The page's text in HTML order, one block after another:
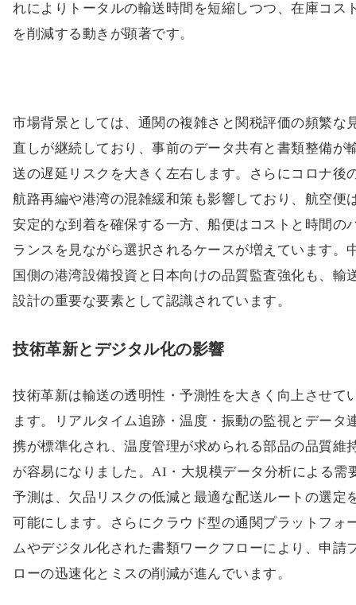
れによりトータルの輸送時間を短縮しつつ、在庫コス
を削減する動きが顕著です。
市場背景としては、通関の複雑さと関税評価の頻繁な
直しが継続しており、事前のデータ共有と書類整備が
送の遅延リスクを大きく左右します。さらにコロナ後
航路再編や港湾の混雑緩和策も影響しており、航空便
安定的な到着を確保する一方、船便はコストと時間の
ランスを見ながら選択されるケースが増えています。
国側の港湾設備投資と日本向けの品質監査強化も、輸
設計の重要な要素として認識されています。
技術革新とデジタル化の影響
技術革新は輸送の透明性・予測性を大きく向上させて
ます。リアルタイム追跡・温度・振動の監視とデータ
携が標準化され、温度管理が求められる部品の品質維
が容易になりました。AI・大規模データ分析による需
予測は、欠品リスクの低減と最適な配送ルートの選定
可能にします。さらにクラウド型の通関プラットフォ
ムやデジタル化された書類ワークフローにより、申請
ローの迅速化とミスの削減が進んでいます。